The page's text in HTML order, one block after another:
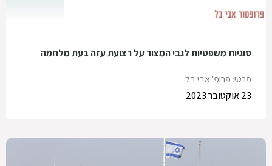
סוגיות משפטיות לגבי המצור על רצועת עזה בעת מלחמה
פרטי: פרופ' אבי בל
23 אוקטובר 2023